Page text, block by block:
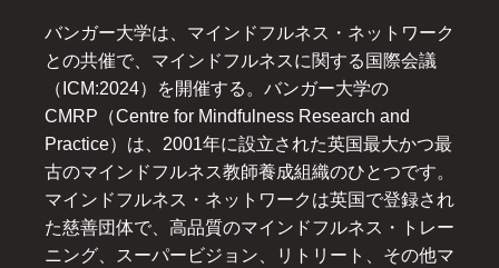
バンガー大学は、マインドフルネス・ネットワーク
との共催で、マインドフルネスに関する国際会議
（ICM:2024）を開催する。バンガー大学の
CMRP（Centre for Mindfulness Research and
Practice）は、2001年に設立された英国最大かつ最
古のマインドフルネス教師養成組織のひとつです。
マインドフルネス・ネットワークは英国で登録され
た慈善団体で、高品質のマインドフルネス・トレー
ニング、スーパービジョン、リトリート、その他マ